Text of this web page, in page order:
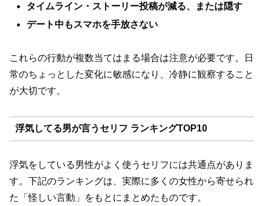
タイムライン・ストーリー投稿が減る、または隠す
デート中もスマホを手放さない
これらの行動が複数当てはまる場合は注意が必要です。日
常のちょっとした変化に敏感になり、冷静に観察すること
が大切です。
浮気してる男が言うセリフ ランキングTOP10
浮気をしている男性がよく使うセリフには共通点がありま
す。下記のランキングは、実際に多くの女性から寄せられ
た「怪しい言動」をもとにまとめたものです。